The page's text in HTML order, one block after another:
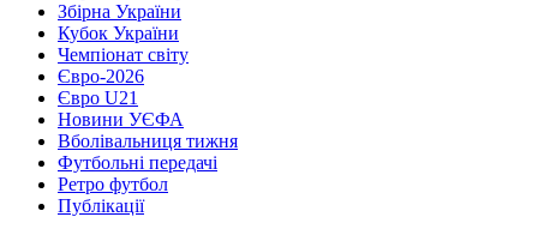
Збірна України
Кубок України
Чемпіонат світу
Євро-2026
Євро U21
Новини УЄФА
Вболівальниця тижня
Футбольні передачі
Ретро футбол
Публікації